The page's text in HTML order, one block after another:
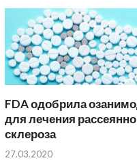
FDA одобрила
для лечения
склероза
27.03.2020